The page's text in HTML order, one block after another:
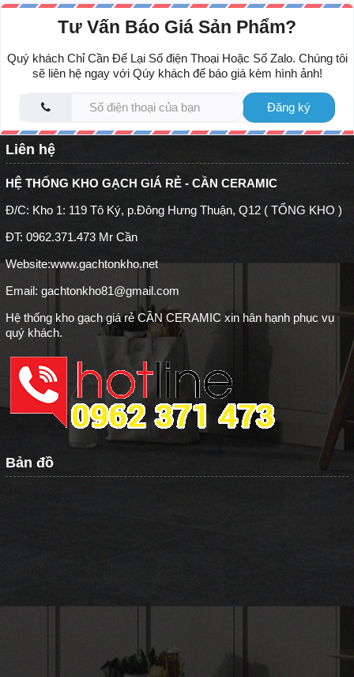
Tư Vấn Báo Giá Sản Phẩm?
Quý khách Chỉ Cần Để Lại Số điện Thoại Hoặc Số Zalo. Chúng tôi
sẽ liên hệ ngay với Qúy khách để báo giá kèm hình ảnh!
Đăng ký
Liên hệ
HỆ THỐNG KHO GẠCH GIÁ RẺ - CẦN CERAMIC
Đ/C: Kho 1: 119 Tô Ký, p.Đông Hưng Thuận, Q12 ( TỔNG KHO )
ĐT: 0962.371.473 Mr Cần
Website:www.gachtonkho.net
Email: gachtonkho81@gmail.com
Hệ thống kho gạch giá rẻ CẦN CERAMIC xin hân hạnh phục vụ
quý khách.
Bản đồ